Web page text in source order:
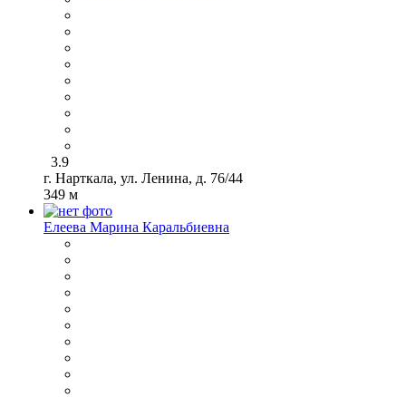
3.9
г. Нарткала, ул. Ленина, д. 76/44
349 м
Елеева Марина Каральбиевна